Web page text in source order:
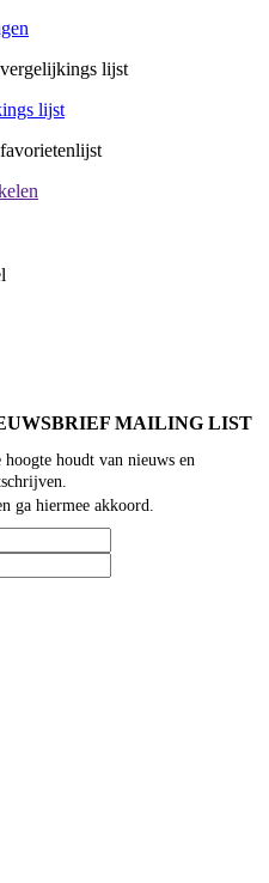
lijst
lijst
MAILING LIST
houdt van nieuws en
ga hiermee akkoord.